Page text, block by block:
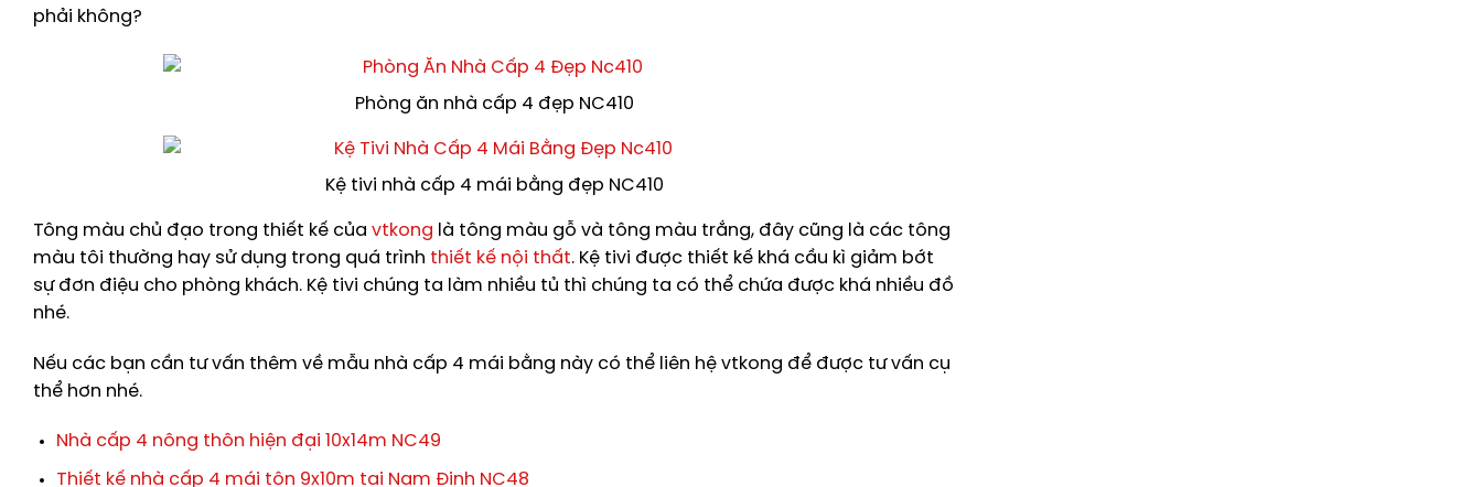
phải không?
Phòng ăn nhà cấp 4 đẹp NC410
Kệ tivi nhà cấp 4 mái bằng đẹp NC410
Tông màu chủ đạo trong thiết kế của vtkong là tông màu gỗ và tông màu trắng, đây cũng là các tông
màu tôi thường hay sử dụng trong quá trình thiết kế nội thất. Kệ tivi được thiết kế khá cầu kì giảm bớt
sự đơn điệu cho phòng khách. Kệ tivi chúng ta làm nhiều tủ thì chúng ta có thể chứa được khá nhiều đồ
nhé.
Nếu các bạn cần tư vấn thêm về mẫu nhà cấp 4 mái bằng này có thể liên hệ vtkong để được tư vấn cụ
thể hơn nhé.
Nhà cấp 4 nông thôn hiện đại 10x14m NC49
Thiết kế nhà cấp 4 mái tôn 9x10m tại Nam Định NC48